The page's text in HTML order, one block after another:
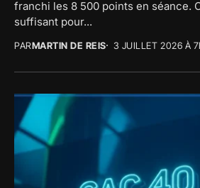
franchi les 8 500 points en séance.
suffisant pour...
PARMARTIN DE REIS 3 JUILLET 2026 À